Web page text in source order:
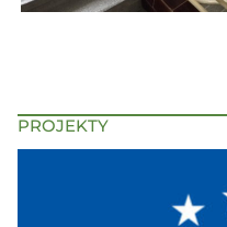
PROJEKTY